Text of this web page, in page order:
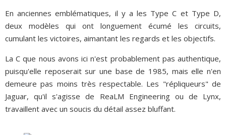
En anciennes emblématiques, il y a les Type C et Type D,
deux modèles qui ont longuement écumé les circuits,
cumulant les victoires, aimantant les regards et les objectifs.
La C que nous avons ici n'est probablement pas authentique,
puisqu'elle reposerait sur une base de 1985, mais elle n'en
demeure pas moins très respectable. Les "répliqueurs" de
Jaguar, qu'il s'agisse de ReaLM Engineering ou de Lynx,
travaillent avec un soucis du détail assez bluffant.